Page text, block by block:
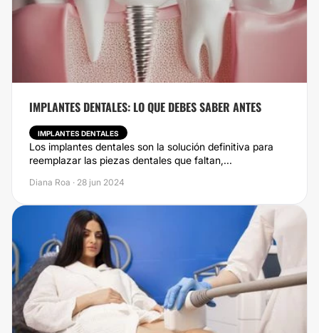
IMPLANTES DENTALES: LO QUE DEBES SABER ANTES
IMPLANTES DENTALES
Los implantes dentales son la solución definitiva para
reemplazar las piezas dentales que faltan,...
Diana Roa · 28 jun 2024